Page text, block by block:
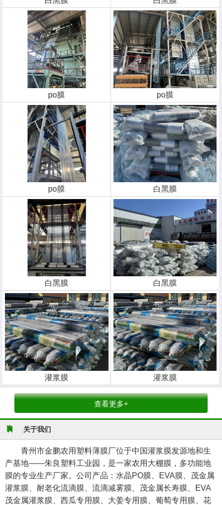
po膜 po膜
po膜 白黑膜
白黑膜 白黑膜
灌浆膜 灌浆膜
查看更多+
关于我们
青州市金鹏农用塑料薄膜厂位于中国灌浆膜发源地和生
产基地——朱良塑料工业园，是一家农用大棚膜，多功能地
膜的专业生产厂家。公司产品：水晶PO膜、EVA膜、茂金属
灌浆膜、耐老化流滴膜、流滴减雾膜、茂金属长寿膜、EVA
茂金属灌浆膜、西瓜专用膜、大姜专用膜、葡萄专用膜、花